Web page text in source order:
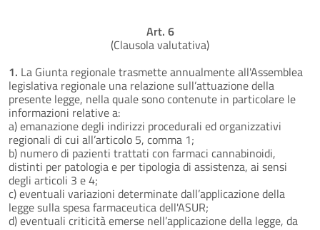
Art. 6
(Clausola valutativa)
1. La Giunta regionale trasmette annualmente all'Assemblea
legislativa regionale una relazione sull’attuazione della
presente legge, nella quale sono contenute in particolare le
informazioni relative a:
a) emanazione degli indirizzi procedurali ed organizzativi
regionali di cui all’articolo 5, comma 1;
b) numero di pazienti trattati con farmaci cannabinoidi,
distinti per patologia e per tipologia di assistenza, ai sensi
degli articoli 3 e 4;
c) eventuali variazioni determinate dall’applicazione della
legge sulla spesa farmaceutica dell'ASUR;
d) eventuali criticità emerse nell’applicazione della legge, da